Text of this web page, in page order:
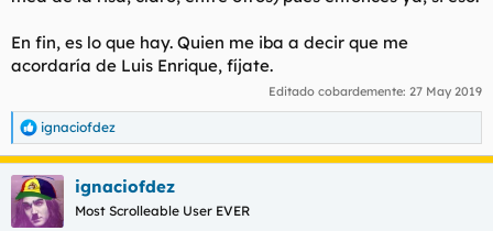
En fin, es lo que hay. Quien me iba a decir que me
acordaría de Luis Enrique, fíjate.
Editado cobardemente: 27 May 2019
R
e
a
c
c
i
ignaciofdez
ignaciofdez
Most Scrolleable User EVER